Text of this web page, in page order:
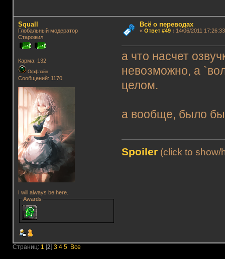
Squall
Глобальный модератор
Старожил
Карма: 132
Оффлайн
Сообщений: 1170
I will always be here.
Awards
Всё о переводах
« Ответ #49: 14/06/2011
а что насчет
невозможно, а
целом.
а вообще, было бы
Spoiler (click to show/
Страниц: 1 [2] 3 4 5 Все